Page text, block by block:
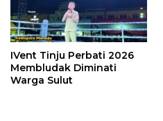
IVent Tinju Perbati 2026
Membludak Diminati
Warga Sulut